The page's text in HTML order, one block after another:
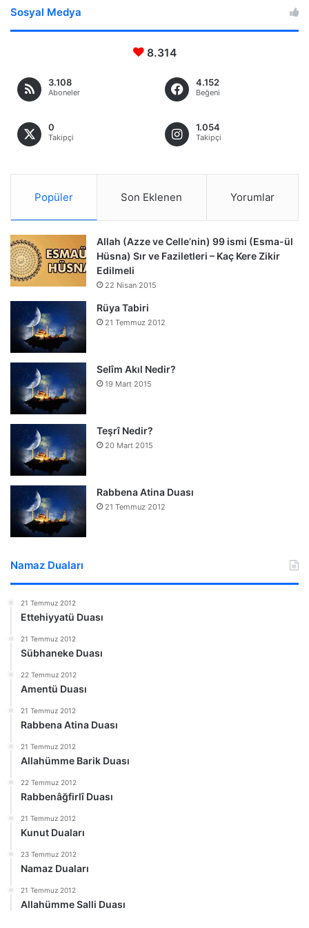
Sosyal Medya
8.314
3.108
Aboneler
4.152
Beğeni
0
Takipçi
1.054
Takipçi
Popüler Son Eklenen Yorumlar
Allah (Azze ve Celle’nin) 99 ismi (Esma-ül
Hüsna) Sır ve Faziletleri – Kaç Kere Zikir
Edilmeli
22 Nisan 2015
Rüya Tabiri
21 Temmuz 2012
Selîm Akıl Nedir?
19 Mart 2015
Teşrî Nedir?
20 Mart 2015
Rabbena Atina Duası
21 Temmuz 2012
Namaz Duaları
21 Temmuz 2012
Ettehiyyatü Duası
21 Temmuz 2012
Sübhaneke Duası
22 Temmuz 2012
Amentü Duası
21 Temmuz 2012
Rabbena Atina Duası
21 Temmuz 2012
Allahümme Barik Duası
22 Temmuz 2012
Rabbenâğfirlî Duası
21 Temmuz 2012
Kunut Duaları
23 Temmuz 2012
Namaz Duaları
21 Temmuz 2012
Allahümme Salli Duası